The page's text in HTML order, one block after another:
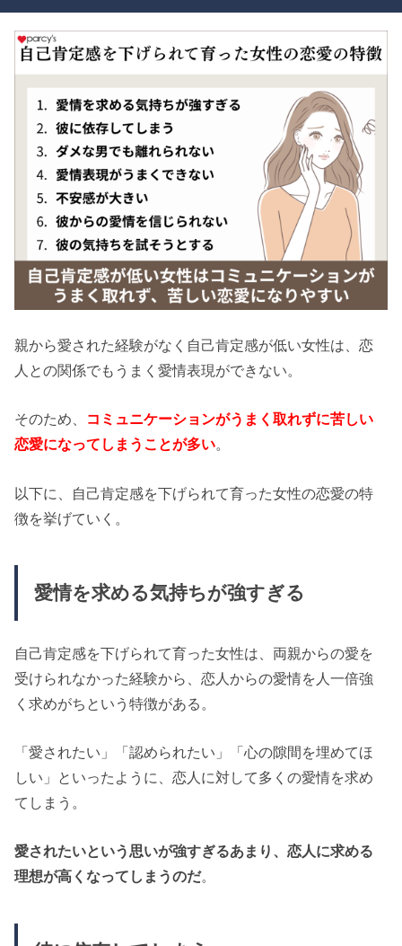
親から愛された経験がなく自己肯定感が低い女性は、恋
人との関係でもうまく愛情表現ができない。
そのため、 コミュニケーションがうまく取れずに苦しい
恋愛になってしまうことが多い。
以下に、自己肯定感を下げられて育った女性の恋愛の特
徴を挙げていく。
愛情を求める気持ちが強すぎる
自己肯定感を下げられて育った女性は、両親からの愛を
受けられなかった経験から、恋人からの愛情を人一倍強
く求めがちという特徴がある。
「愛されたい」「認められたい」「心の隙間を埋めてほ
しい」といったように、恋人に対して多くの愛情を求め
てしまう。
愛されたいという思いが強すぎるあまり、恋人に求める
理想が高くなってしまうのだ。